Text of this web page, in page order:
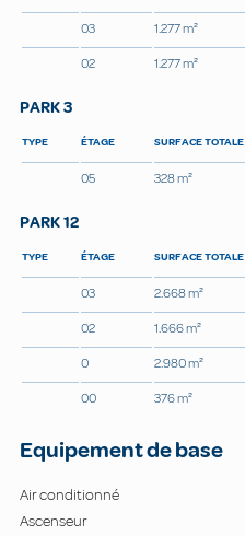
03
1.277 m²
02
1.277 m²
PARK 3
TYPE ÉTAGE SURFACE TOTALE
05 328 m²
PARK 12
TYPE ÉTAGE SURFACE TOTALE
03
2.668 m²
02
1.666 m²
0
2.980 m²
00
376 m²
Equipement de base
Air conditionné
Ascenseur